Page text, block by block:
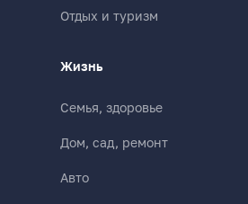
Отдых и туризм
Жизнь
Семья, здоровье
Дом, сад, ремонт
Авто